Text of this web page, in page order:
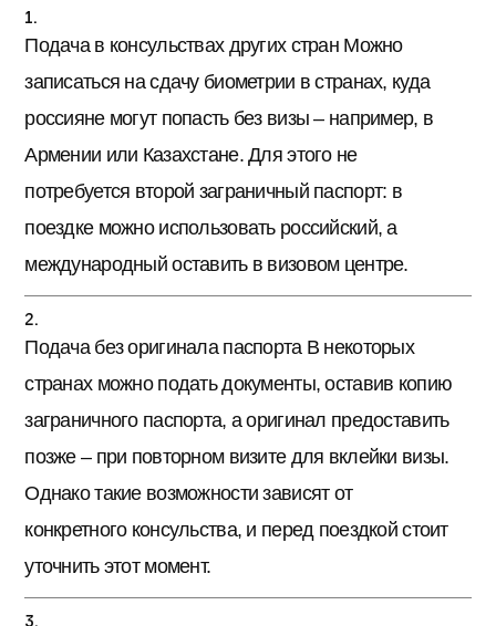
Подача в консульствах других стран Можно
записаться на сдачу биометрии в странах, куда
россияне могут попасть без визы – например, в
Армении или Казахстане. Для этого не
потребуется второй заграничный паспорт: в
поездке можно использовать российский, а
международный оставить в визовом центре.
Подача без оригинала паспорта В некоторых
странах можно подать документы, оставив копию
заграничного паспорта, а оригинал предоставить
позже – при повторном визите для вклейки визы.
Однако такие возможности зависят от
конкретного консульства, и перед поездкой стоит
уточнить этот момент.